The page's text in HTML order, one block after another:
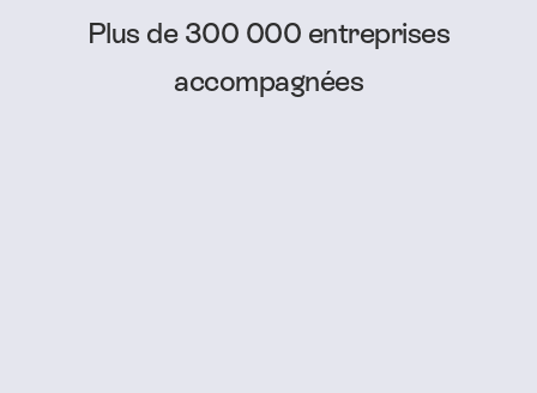
Plus de 300 000 entreprises
accompagnées